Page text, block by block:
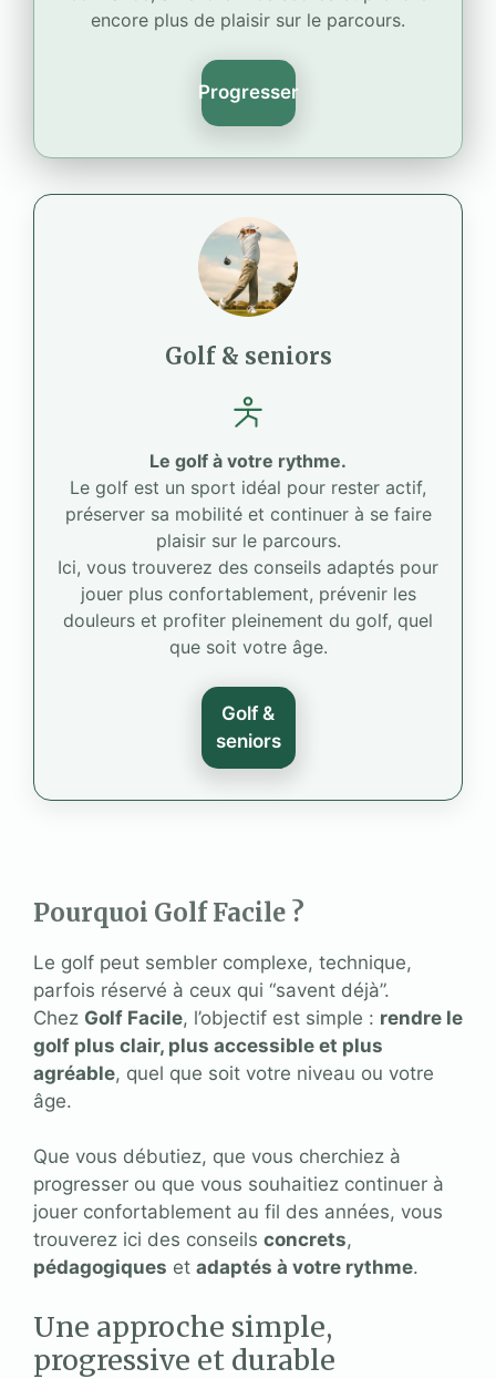
encore plus de plaisir sur le parcours.
Progresser
Golf & seniors
Le golf à votre rythme.
Le golf est un sport idéal pour rester actif,
préserver sa mobilité et continuer à se faire
plaisir sur le parcours.
Ici, vous trouverez des conseils adaptés pour
jouer plus confortablement, prévenir les
douleurs et profiter pleinement du golf, quel
que soit votre âge.
Golf &
seniors
Pourquoi Golf Facile ?
Le golf peut sembler complexe, technique,
parfois réservé à ceux qui “savent déjà”.
Chez Golf Facile, l’objectif est simple : rendre le
golf plus clair, plus accessible et plus
agréable, quel que soit votre niveau ou votre
âge.
Que vous débutiez, que vous cherchiez à
progresser ou que vous souhaitiez continuer à
jouer confortablement au fil des années, vous
trouverez ici des conseils concrets,
pédagogiques et adaptés à votre rythme.
Une approche simple,
progressive et durable